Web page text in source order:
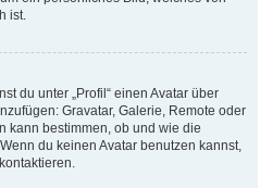
ist.
du unter „Profil“ einen Avatar über
Gravatar, Galerie, Remote oder
kann bestimmen, ob und wie die
du keinen Avatar benutzen kannst,